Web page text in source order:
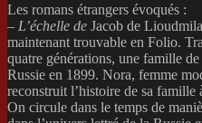
Les romans étrangers évoqués :
– L’échelle de Jacob de
maintenant trouvable en Folio.
quatre générations, une famille
Russie en 1899. Nora, femme
reconstruit l’histoire de sa famille
On circule dans le temps de